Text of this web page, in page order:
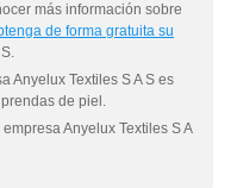
más información sobre
de forma gratuita su
Anyelux Textiles S A S es
de piel.
Anyelux Textiles S A